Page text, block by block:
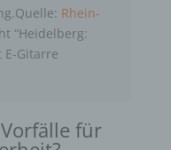
Rhein-
“Heidelberg:
für